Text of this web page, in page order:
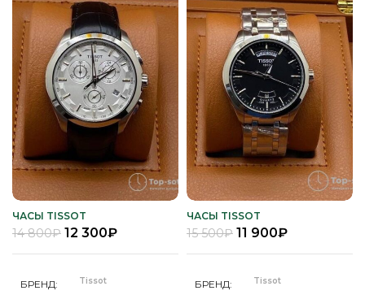
ЦВЕТ КОРПУСА Золото
ЦИФЕРБЛАТ Черный
ЦВЕТ РЕМЕШКА Черный
ЦИФЕРБЛАТ Синий
КОРПУС
Качественная
часовая сталь
МЕХАНИЗМ Кварц
ПОКРЫТИЕ
Полное
защитное IPS
покрытие
ПОЛ Часы мужские
РЕМЕНЬ
КОРПУС
Качественная
часовая сталь
МЕХАНИЗМ Кварц
ПОКРЫТИЕ
Полное
защитное IPS
покрытие
ПОЛ Часы мужские
РЕМЕНЬ
ЧАСЫ TISSOT
14 800₽ 12 300₽
БРЕНД Tissot
ЧАСЫ TISSOT
15 500₽ 11 900₽
БРЕНД Tissot